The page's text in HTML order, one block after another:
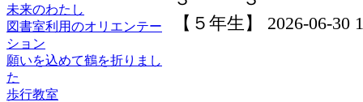
未来のわたし
図書室利用のオリエンテー
ション
願いを込めて鶴を折りまし
た
歩行教室
【５年生】 2026-06-30